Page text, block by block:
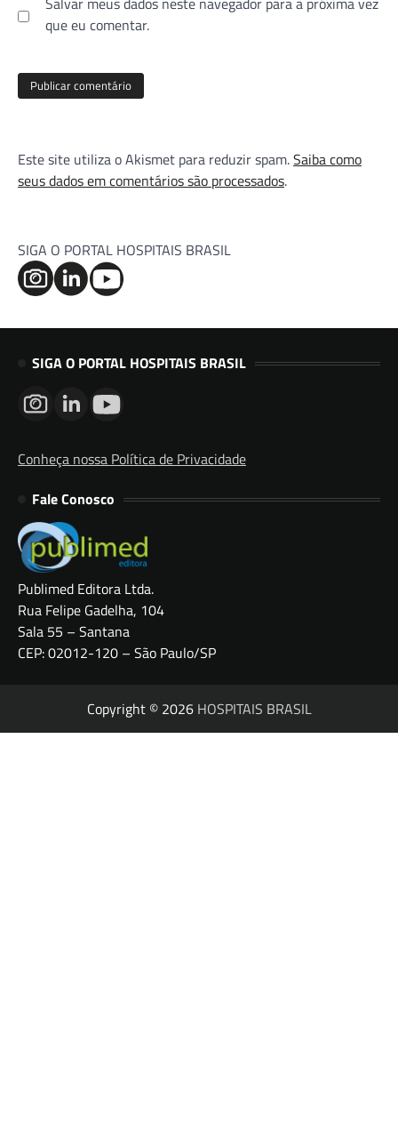
que eu comentar.
Este site utiliza o Akismet para reduzir spam.Saiba como
seus dados em comentários são processados.
SIGA O PORTAL HOSPITAIS BRASIL
SIGA O PORTAL HOSPITAIS BRASIL
Conheça nossa Política de Privacidade
Fale Conosco
Publimed Editora Ltda.
Rua Felipe Gadelha, 104
Sala 55 – Santana
CEP: 02012-120 – São Paulo/SP
Copyright © 2026 HOSPITAIS BRASIL